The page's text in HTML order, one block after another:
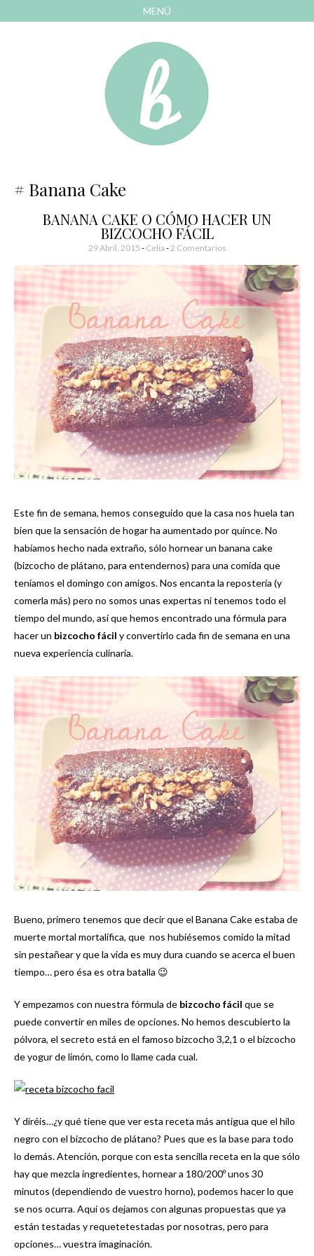
MENÚ
Bonitismos
Banana Cake
BANANA CAKE O CÓMO HACER UN
BIZCOCHO FÁCIL
29 Abril, 2015 - Celia 2 Comentarios
Este fin de semana, hemos conseguido que la casa nos huela tan
bien que la sensación de hogar ha aumentado por quince. No
habíamos hecho nada extraño, sólo hornear un banana cake
(bizcocho de plátano, para entendernos) para una comida que
teníamos el domingo con amigos. Nos encanta la repostería (y
comerla más) pero no somos unas expertas ni tenemos todo el
tiempo del mundo, así que hemos encontrado una fórmula para
hacer un bizcocho fácil y convertirlo cada fin de semana en una
nueva experiencia culinaria.
Bueno, primero tenemos que decir que el Banana Cake estaba de
muerte mortal mortalífica, que nos hubiésemos comido la mitad
sin pestañear y que la vida es muy dura cuando se acerca el buen
tiempo… pero ésa es otra batalla 😉
Y empezamos con nuestra fórmula de bizcocho fácil que se
puede convertir en miles de opciones. No hemos descubierto la
pólvora, el secreto está en el famoso bizcocho 3,2,1 o el bizcocho
de yogur de limón, como lo llame cada cual.
Y diréis…¿y qué tiene que ver esta receta más antigua que el hilo
negro con el bizcocho de plátano? Pues que es la base para todo
lo demás. Atención, porque con esta sencilla receta en la que sólo
hay que mezcla ingredientes, hornear a 180/200º unos 30
minutos (dependiendo de vuestro horno), podemos hacer lo que
se nos ocurra. Aquí os dejamos con algunas propuestas que ya
están testadas y requetetestadas por nosotras, pero para
opciones… vuestra imaginación.